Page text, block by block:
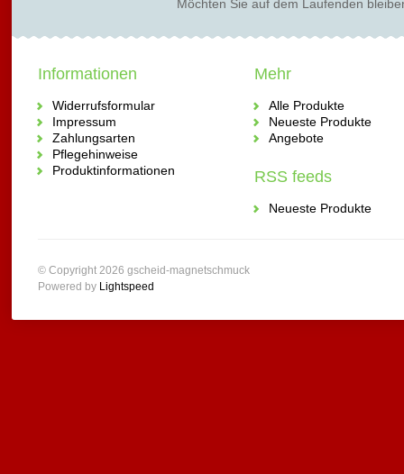
Möchten Sie auf dem Laufenden
Informationen
Widerrufsformular
Impressum
Zahlungsarten
Pflegehinweise
Produktinformationen
Mehr
Alle Produkte
Neueste Produkte
Angebote
RSS feeds
Neueste Produkte
© Copyright 2026 gscheid-magnetschmuck
Powered by Lightspeed